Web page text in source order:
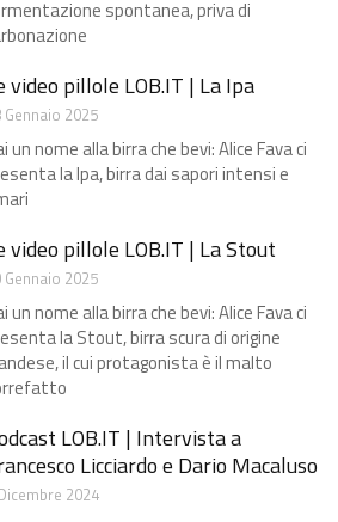
spontanea, priva di
video pillole LOB.IT | La Ipa
Gennaio 2025
un nome alla birra che bevi: Alice Fava ci
la Ipa, birra dai sapori intensi e
video pillole LOB.IT | La Stout
Gennaio 2025
un nome alla birra che bevi: Alice Fava ci
la Stout, birra scura di origine
il cui protagonista è il malto
LOB.IT | Intervista a
Licciardo e Dario Macaluso
2024